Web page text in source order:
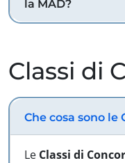
la MAD?
Classi di
Che cosa sono le
Le Classi di